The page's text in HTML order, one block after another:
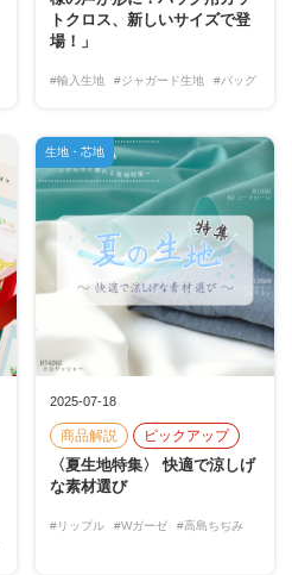
トクロス、新しいサイズで登
場！」
#輸入生地 #ジャガード生地 #バッグ
2025-07-18
商品解説 ピックアップ
〈夏生地特集〉 快適で涼しげ
な素材選び
#リップル #Wガーゼ #高島ちぢみ
生地・芯地